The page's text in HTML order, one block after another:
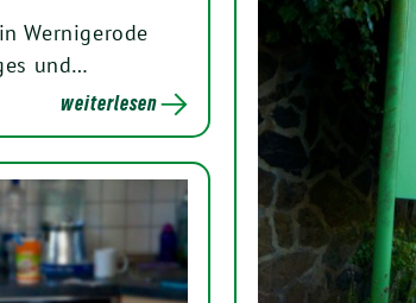
Wernigerode
und…
weiterlesen